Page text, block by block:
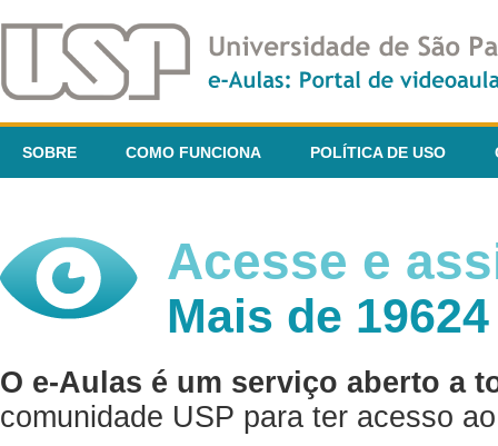
SOBRE COMO FUNCIONA POLÍTICA DE USO
Acesse e
Mais de
O e-Aulas é um serviço aberto a
comunidade USP para ter acesso